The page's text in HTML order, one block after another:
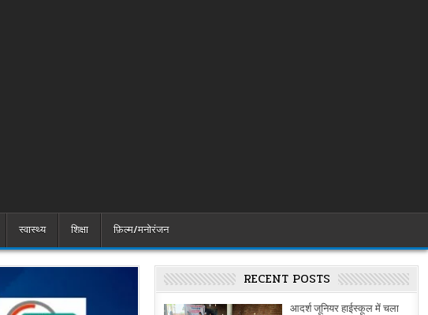
स्वास्थ्य शिक्षा फ़िल्म/मनोरंजन
RECENT POSTS
आदर्श जूनियर हाईस्कूल में चला